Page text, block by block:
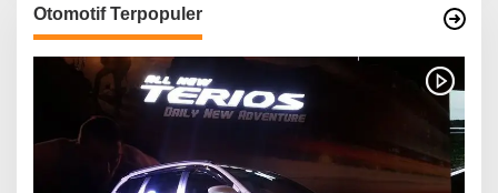
Otomotif Terpopuler